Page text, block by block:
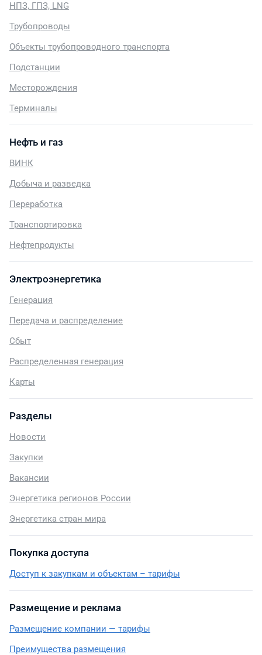
НПЗ, ГПЗ, LNG
Трубопроводы
Объекты трубопроводного транспорта
Подстанции
Месторождения
Терминалы
Нефть и газ
ВИНК
Добыча и разведка
Переработка
Транспортировка
Нефтепродукты
Электроэнергетика
Генерация
Передача и распределение
Сбыт
Распределенная генерация
Карты
Разделы
Новости
Закупки
Вакансии
Энергетика регионов России
Энергетика стран мира
Покупка доступа
Доступ к закупкам и объектам – тарифы
Размещение и реклама
Размещение компании — тарифы
Преимущества размещения